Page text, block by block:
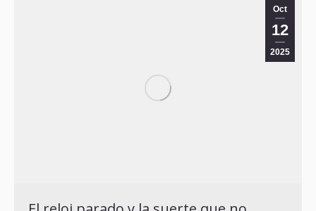
Oct
12
2025